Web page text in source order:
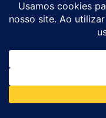
De 11 a 19 de
Por crianças
Para pedir a paz
Pela conversão